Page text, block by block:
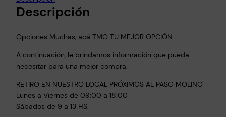
o
m
r
e
M
j
e
r
Descripción
Opciones Muchas, acá TMO TU MEJOR OPCIÓN
A continuación, le brindamos información que pueda
necesitar para una mejor compra.
RETIRO EN NUESTRO LOCAL PRÓXIMOS AL PASO MOLINO
Lunes a Viernes de 09:00 a 18:00
Sábados de 9 a 13 HS.